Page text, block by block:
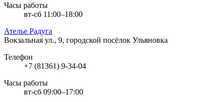
Часы работы
вт-сб 11:00–18:00
Ателье Радуга
Вокзальная ул., 9, городской посёлок Ульяновка
Телефон
+7 (81361) 9-34-04
Часы работы
вт-сб 09:00–17:00